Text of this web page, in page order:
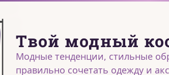
Твой модный
Модные тенденции, стильные
правильно сочетать одежду и